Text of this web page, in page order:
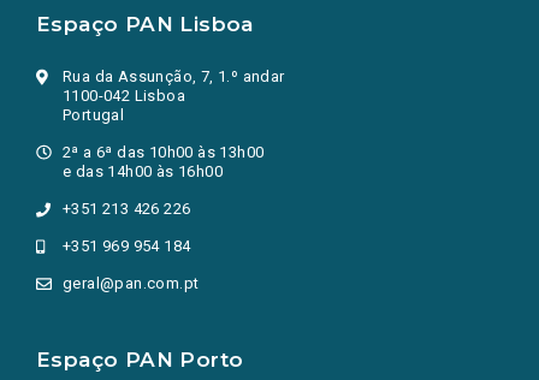
Espaço PAN Lisboa
Rua da Assunção, 7, 1.º andar
1100-042 Lisboa
Portugal
2ª a 6ª das 10h00 às 13h00
e das 14h00 às 16h00
+351 213 426 226
+351 969 954 184
geral@pan.com.pt
Espaço PAN Porto